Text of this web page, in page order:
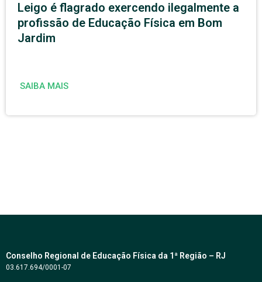
Leigo é flagrado exercendo ilegalmente a
profissão de Educação Física em Bom
Jardim
SAIBA MAIS
Conselho Regional de Educação Física da 1ª Região – RJ
03.617.694/0001-07